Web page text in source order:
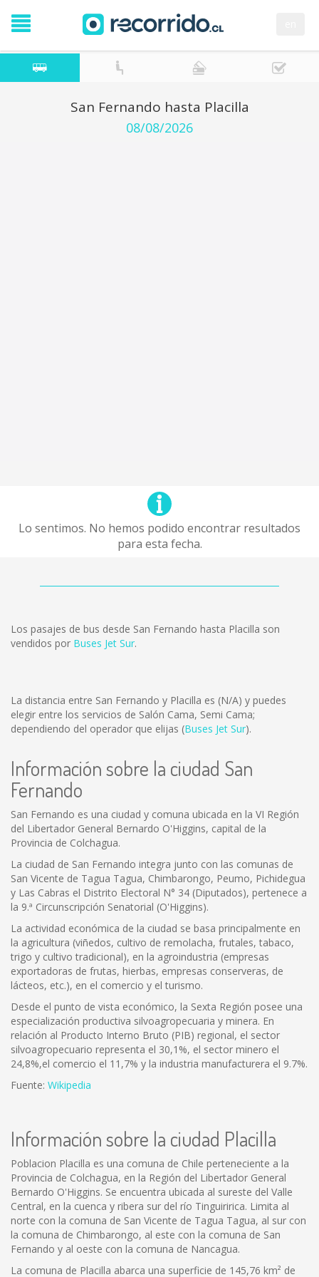
San Fernando hasta Placilla
08/08/2026
Lo sentimos. No hemos podido encontrar resultados
para esta fecha.
Los pasajes de bus desde San Fernando hasta Placilla son
vendidos por Buses Jet Sur.
La distancia entre San Fernando y Placilla es (N/A) y puedes
elegir entre los servicios de Salón Cama, Semi Cama;
dependiendo del operador que elijas (Buses Jet Sur).
Información sobre la ciudad San
Fernando
San Fernando es una ciudad y comuna ubicada en la VI Región
del Libertador General Bernardo O'Higgins, capital de la
Provincia de Colchagua.
La ciudad de San Fernando integra junto con las comunas de
San Vicente de Tagua Tagua, Chimbarongo, Peumo, Pichidegua
y Las Cabras el Distrito Electoral N° 34 (Diputados), pertenece a
la 9.ª Circunscripción Senatorial (O'Higgins).
La actividad económica de la ciudad se basa principalmente en
la agricultura (viñedos, cultivo de remolacha, frutales, tabaco,
trigo y cultivo tradicional), en la agroindustria (empresas
exportadoras de frutas, hierbas, empresas conserveras, de
lácteos, etc.), en el comercio y el turismo.
Desde el punto de vista económico, la Sexta Región posee una
especialización productiva silvoagropecuaria y minera. En
relación al Producto Interno Bruto (PIB) regional, el sector
silvoagropecuario representa el 30,1%, el sector minero el
24,8%,el comercio el 11,7% y la industria manufacturera el 9.7%.
Fuente: Wikipedia
Información sobre la ciudad Placilla
Poblacion Placilla es una comuna de Chile perteneciente a la
Provincia de Colchagua, en la Región del Libertador General
Bernardo O'Higgins. Se encuentra ubicada al sureste del Valle
Central, en la cuenca y ribera sur del río Tinguiririca. Limita al
norte con la comuna de San Vicente de Tagua Tagua, al sur con
la comuna de Chimbarongo, al este con la comuna de San
Fernando y al oeste con la comuna de Nancagua.
La comuna de Placilla abarca una superficie de 145,76 km² de